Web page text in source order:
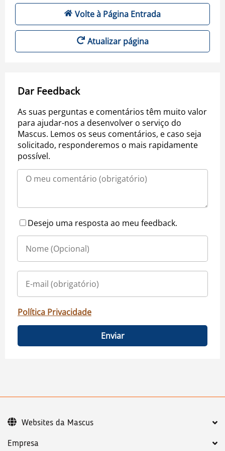
Volte à Página Entrada
Atualizar página
Dar Feedback
As suas perguntas e comentários têm muito valor
para ajudar-nos a desenvolver o serviço do
Mascus. Lemos os seus comentários, e caso seja
solicitado, responderemos o mais rapidamente
possível.
Desejo uma resposta ao meu feedback.
Política Privacidade
Enviar
Empresa
Websites da Mascus